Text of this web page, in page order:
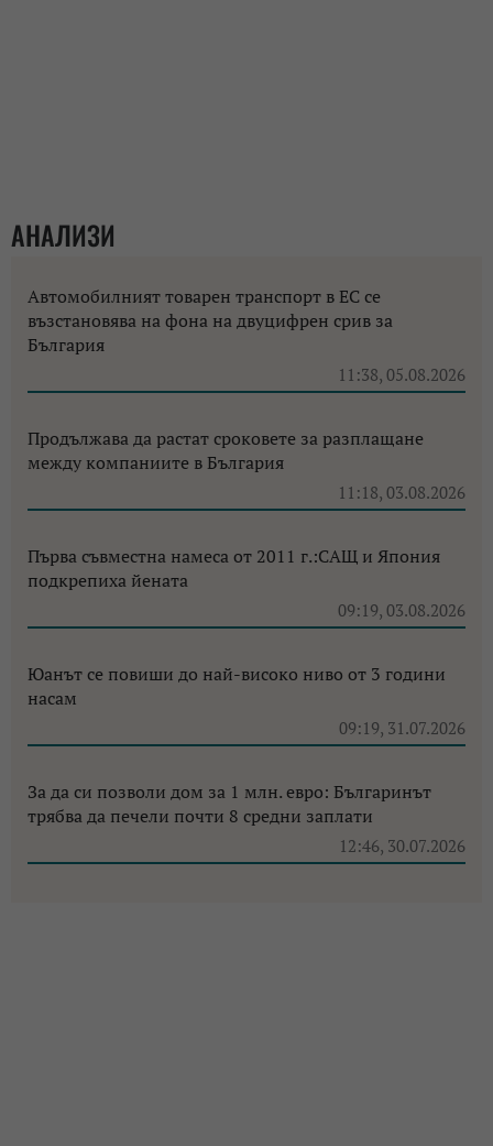
АНАЛИЗИ
Автомобилният товарен транспорт в ЕС се
възстановява на фона на двуцифрен срив за
България
11:38, 05.08.2026
Продължава да растат сроковете за разплащане
между компаниите в България
11:18, 03.08.2026
Първа съвместна намеса от 2011 г.:САЩ и Япония
подкрепиха йената
09:19, 03.08.2026
Юанът се повиши до най-високо ниво от 3 години
насам
09:19, 31.07.2026
За да си позволи дом за 1 млн. евро: Българинът
трябва да печели почти 8 средни заплати
12:46, 30.07.2026